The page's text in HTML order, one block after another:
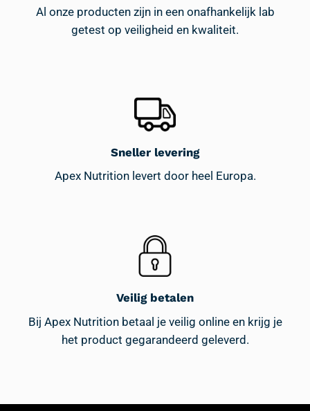
productpagina
Al onze producten zijn in een onafhankelijk lab
getest op veiligheid en kwaliteit.
Sneller levering
Apex Nutrition levert door heel Europa.
Veilig betalen
Bij Apex Nutrition betaal je veilig online en krijg je
het product gegarandeerd geleverd.